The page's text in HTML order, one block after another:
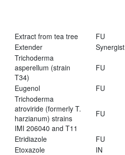
Extract from tea tree FU
Extender
Synergist
Trichoderma
asperellum (strain
T34)
FU
Eugenol FU
Trichoderma
atroviride (formerly T.
harzianum) strains
IMI 206040 and T11
FU
Etridiazole FU
Etoxazole
IN